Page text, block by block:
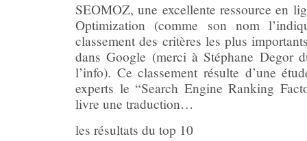
SEOMOZ, une excellente ressource en
Optimization (comme son nom
classement des critères les plus
dans Google (merci à Stéphane Degor
l’info). Ce classement résulte d’une
experts le “Search Engine Ranking
livre une traduction…
les résultats du top 10